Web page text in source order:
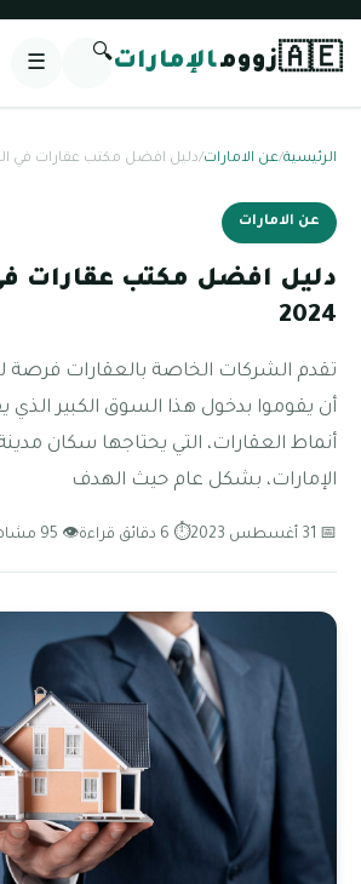
🇦🇪زوومالإمارات🔍
☰
الرئيسية/عن الامارات/دليل افضل مكتب عقارات في
عن الامارات
دليل افضل مكتب عقارات
2024
تقدم الشركات الخاصة بالعقارات فرصة
أن يقوموا بدخول هذا السوق الكبير الذي
أنماط العقارات، التي يحتاجها سكان
الإمارات، بشكل عام حيث الهدف
📅 31 أغسطس 2023 ⏱ 6 دقائق قراءة 👁 95 مشاهدة